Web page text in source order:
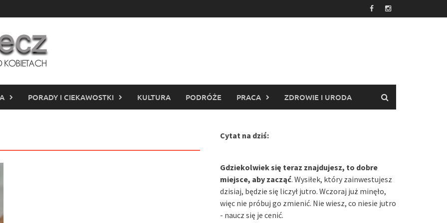
PORADY I CIEKAWOSTKI KULTURA PODRÓŻE PRACA ZDROWIE I URODA
Cytat na dziś:
Gdziekolwiek się teraz znajdujesz, to dobre
miejsce, aby zacząć. Wysiłek, który zainwestujesz
dzisiaj, będzie się liczył jutro. Wczoraj już minęło,
więc nie próbuj go zmienić. Nie wiesz, co niesie jutro
- naucz się je cenić.